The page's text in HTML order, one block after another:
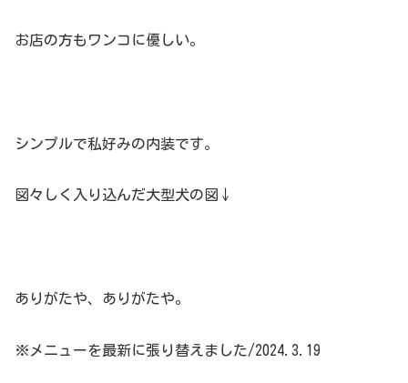
お店の方もワンコに優しい。
シンプルで私好みの内装です。
図々しく入り込んだ大型犬の図↓
ありがたや、ありがたや。
※メニューを最新に張り替えました/2024.3.19